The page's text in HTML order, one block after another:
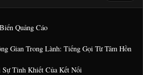
Quảng Cáo
Gian Trong Lành: Tiếng Gọi Từ Tâm Hồn
Tinh Khiết Của Kết Nối